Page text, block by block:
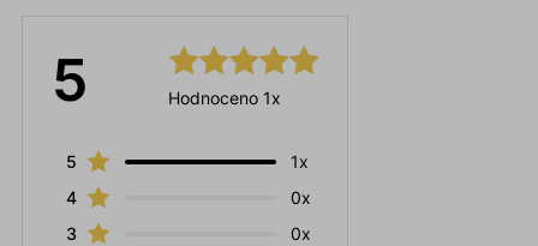
5 Hodnoceno 1x
5
1x
4
0x
3
0x